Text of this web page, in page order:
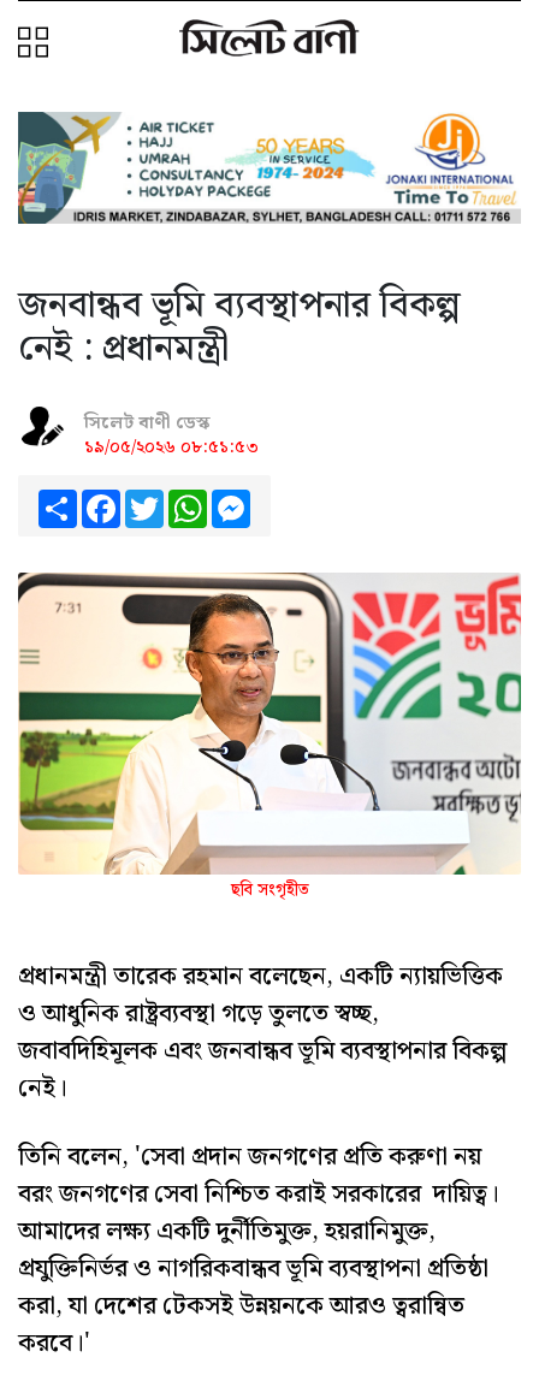
জনবান্ধব ভূমি ব্যবস্থাপনার বিকল্প
নেই : প্রধানমন্ত্রী
সিলেট বাণী ডেস্ক
১৯/০৫/২০২৬ ০৮:৫১:৫৩
ShareFacebook
TwitterWhatsApp
ছবি সংগৃহীত
প্রধানমন্ত্রী তারেক রহমান বলেছেন, একটি ন্যায়ভিত্তিক
ও আধুনিক রাষ্ট্রব্যবস্থা গড়ে তুলতে স্বচ্ছ,
জবাবদিহিমূলক এবং জনবান্ধব ভূমি ব্যবস্থাপনার বিকল্প
নেই।
তিনি বলেন, 'সেবা প্রদান জনগণের প্রতি করুণা নয়
বরং জনগণের সেবা নিশ্চিত করাই সরকারের দায়িত্ব।
আমাদের লক্ষ্য একটি দুর্নীতিমুক্ত, হয়রানিমুক্ত,
প্রযুক্তিনির্ভর ও নাগরিকবান্ধব ভূমি ব্যবস্থাপনা প্রতিষ্ঠা
করা, যা দেশের টেকসই উন্নয়নকে আরও ত্বরান্বিত
করবে।'